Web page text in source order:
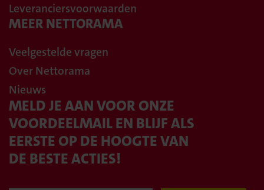
Leveranciersvoorwaarden
MEER NETTORAMA
Veelgestelde vragen
Over Nettorama
Nieuws
MELD JE AAN VOOR ONZE
VOORDEELMAIL EN BLIJF ALS
EERSTE OP DE HOOGTE VAN
DE BESTE ACTIES!